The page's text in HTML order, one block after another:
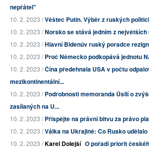
nepřátel"
10. 2. 2023 /Věštec Putin. Výběr z ruských
10. 2. 2023 /Norsko se stává jedním z
10. 2. 2023 /Hlavní Bidenův ruský poradce
10. 2. 2023 /Proč Německo podkopává jednotu
10. 2. 2023 /Čína předehnala USA v počtu
mezikontinentální...
10. 2. 2023 /Podrobnosti memoranda Úsilí o
zasílaných na U...
10. 2. 2023 /Přispějte na právní bitvu za právo
10. 2. 2023 /Válka na Ukrajině: Co Rusko
10. 2. 2023 /Karel Dolejší O pořadí priorit